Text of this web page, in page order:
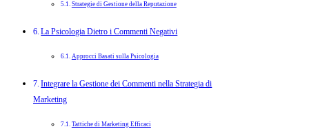
Strategie di Gestione della Reputazione
La Psicologia Dietro i Commenti Negativi
Approcci Basati sulla Psicologia
Integrare la Gestione dei Commenti nella Strategia di
Marketing
Tattiche di Marketing Efficaci